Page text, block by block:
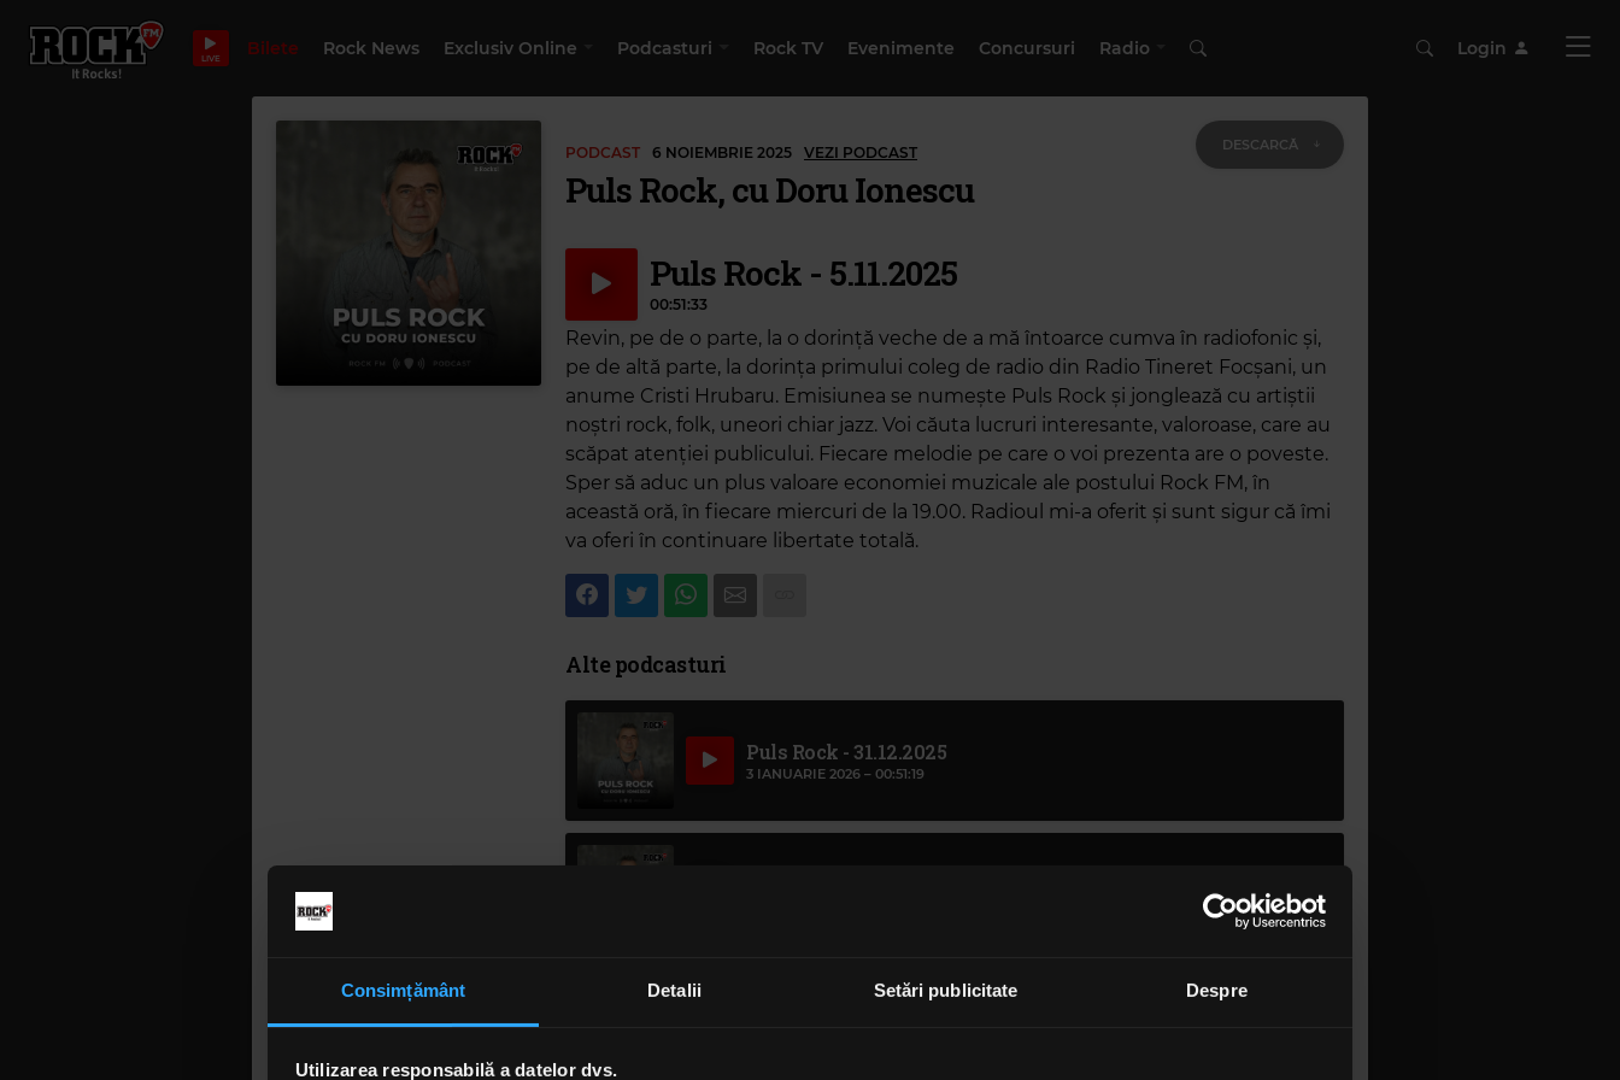
Consimțământ Detalii Setări publicitate Despre
Utilizarea responsabilă a datelor dvs.
LIVE Bilete Rock News Exclusiv Online Podcasturi Rock TV Evenimente Concursuri Radio Login
PODCAST 6 NOIEMBRIE 2025 VEZI PODCAST
Puls Rock, cu Doru Ionescu
Puls Rock - 5.11.2025
00:51:33
Revin, pe de o parte, la o dorință veche de a mă întoarce cumva în radiofonic și,
pe de altă parte, la dorința primului coleg de radio din Radio Tineret Focșani, un
anume Cristi Hrubaru. Emisiunea se numește Puls Rock și jonglează cu artiștii
noștri rock, folk, uneori chiar jazz. Voi căuta lucruri interesante, valoroase, care au
scăpat atenției publicului. Fiecare melodie pe care o voi prezenta are o poveste.
Sper să aduc un plus valoare economiei muzicale ale postului Rock FM, în
această oră, în fiecare miercuri de la 19.00. Radioul mi-a oferit și sunt sigur că îmi
va oferi în continuare libertate totală.
DESCARCĂ
Alte podcasturi
Puls Rock - 31.12.2025
3 IANUARIE 2026 – 00:51:19